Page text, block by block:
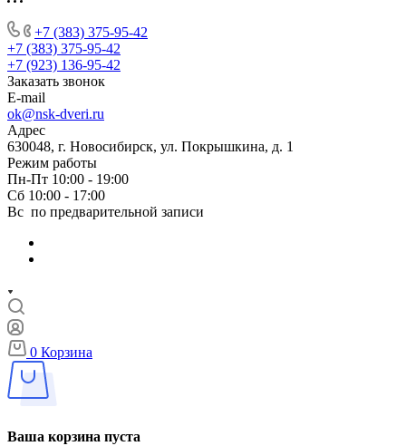
+7 (383) 375-95-42
+7 (383) 375-95-42
+7 (923) 136-95-42
Заказать звонок
E-mail
ok@nsk-dveri.ru
Адрес
630048, г. Новосибирск, ул. Покрышкина, д. 1
Режим работы
Пн-Пт 10:00 - 19:00
Сб 10:00 - 17:00
Вс по предварительной записи
0 Корзина
Ваша корзина пуста